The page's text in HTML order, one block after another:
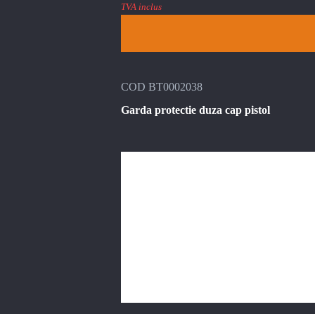
TVA inclus
COD BT0002038
Garda protectie duza cap pistol